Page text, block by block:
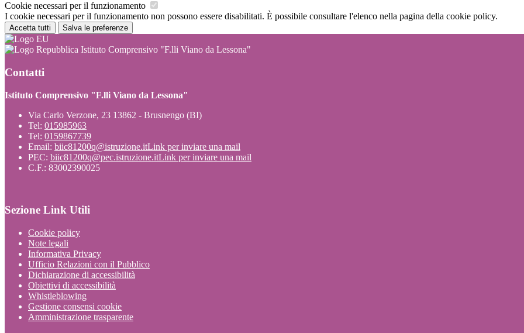
Cookie necessari per il funzionamento
I cookie necessari per il funzionamento non possono essere disabilitati. È possibile consultare l'elenco nella pagina della cookie policy.
Accetta tutti Salva le preferenze
Istituto Comprensivo "F.lli Viano da Lessona"
Contatti
Istituto Comprensivo "F.lli Viano da Lessona"
Via Carlo Verzone, 23 13862 - Brusnengo (BI)
Tel: 015985963
Tel: 0159867739
Email: biic81200q@istruzione.itLink per inviare una mail
PEC: biic81200q@pec.istruzione.itLink per inviare una mail
C.F.: 83002390025
Sezione Link Utili
Cookie policy
Note legali
Informativa Privacy
Ufficio Relazioni con il Pubblico
Dichiarazione di accessibilità
Obiettivi di accessibilità
Whistleblowing
Gestione consensi cookie
Amministrazione trasparente